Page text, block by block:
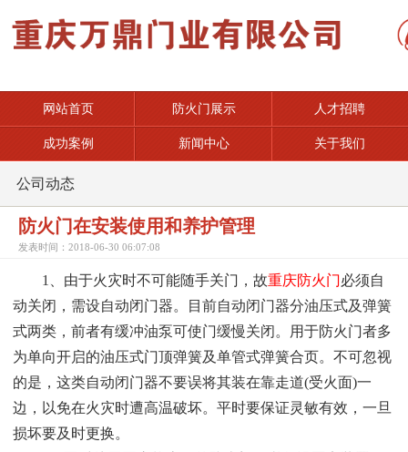
网站首页 防火门展示 人才招聘
成功案例 新闻中心 关于我们
公司动态
防火门在安装使用和养护管理
发表时间：2018-06-30 06:07:08
1、由于火灾时不可能随手关门，故重庆防火门必须自
动关闭，需设自动闭门器。目前自动闭门器分油压式及弹簧
式两类，前者有缓冲油泵可使门缓慢关闭。用于防火门者多
为单向开启的油压式门顶弹簧及单管式弹簧合页。不可忽视
的是，这类自动闭门器不要误将其装在靠走道(受火面)一
边，以免在火灾时遭高温破坏。平时要保证灵敏有效，一旦
损坏要及时更换。